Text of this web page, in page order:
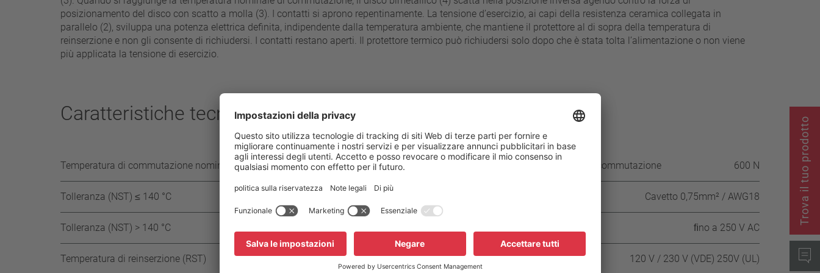
posizionamento del disco con scatto a molla (3). I contatti si aprono repentinamente. La tensione d’esercizio, ai capi della resistenza ceramica collegata in
parallelo (2), sviluppa una potenza elettrica definita, indipendente dalla temperatura ambiente, che mantiene il protettore al di sopra della temperatura di
reinserzione e non gli consente di richiudersi. I contatti restano aperti. Il protettore termico può richiudersi solo dopo che è stata tolta l’alimentazione o non viene
più applicata la tensione di esercizio.
Caratteristiche tecniche
Temperatura di commutazione nominale (NST) in passi da 5°C 70 °C - 180 °C
Tolleranza (NST) ≤ 140 °C ±5 K
Tolleranza (NST) > 140 °C
Temperatura di reinserzione (RST)
Resistenza alla pressione della scatola di commutazione 600 N
Cavetto 0,75mm² / AWG18
ﬁno a 250 V AC
Tensione nominale AC 120 V / 230 V (VDE) 250V (UL)
Trova il tuo prodotto